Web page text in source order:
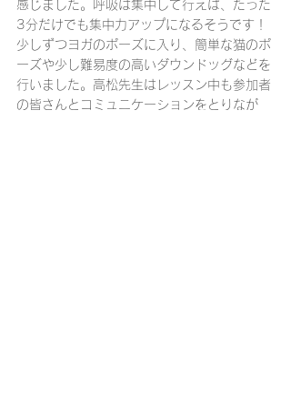
感じました。呼吸は集中して行えば、たった
3分だけでも集中力アップになるそうです！
少しずつヨガのポーズに入り、簡単な猫のポ
ーズや少し難易度の高いダウンドッグなどを
行いました。高松先生はレッスン中も参加者
の皆さんとコミュニケーションをとりなが